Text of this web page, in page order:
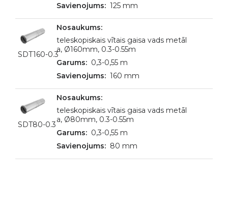
125 mm
SDT160-0.3
teleskopiskais vītais gaisa vads metāl
a, Ø160mm, 0.3-0.55m
0,3-0,55 m
160 mm
SDT80-0.3
teleskopiskais vītais gaisa vads metāl
a, Ø80mm, 0.3-0.55m
0,3-0,55 m
80 mm